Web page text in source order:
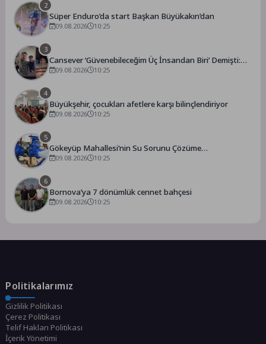
2
Süper Enduro’da start Başkan Büyükakın’dan
09.08.2026 10:25
3
Cansever ‘Güvenebileceğim Üç İnsandan Biri’ Demişti:
Mahmut Görgen’den Cansever’e Duygusal Veda
09.08.2026 10:25
4
Büyükşehir, çocukları afetlere karşı bilinçlendiriyor
09.08.2026 10:25
5
Gökeyüp Mahallesi’nin Su Sorunu Çözüme
Kavuşturuldu
09.08.2026 10:25
6
Bornova’ya 7 dönümlük cennet bahçesi
09.08.2026 10:25
Politikalarımız
Gizlilik Politikası
Çerez Politikası
Telif Hakları Politikası
İçerik Yönetimi